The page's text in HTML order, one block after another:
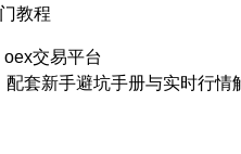
教程
oex交易平台
套新手避坑手册与实时行情